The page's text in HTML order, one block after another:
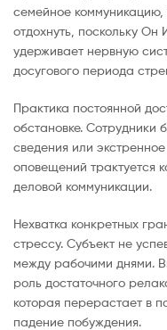
семейное коммуникацию,
отдохнуть, поскольку Он
удерживает нервную
досугового периода
Практика постоянной
обстановке. Сотрудники
сведения или
оповещений трактуется
деловой коммуникации.
Нехватка конкретных
стрессу. Субъект не
между рабочими днями.
роль достаточного
которая перерастает в
падение побуждения.